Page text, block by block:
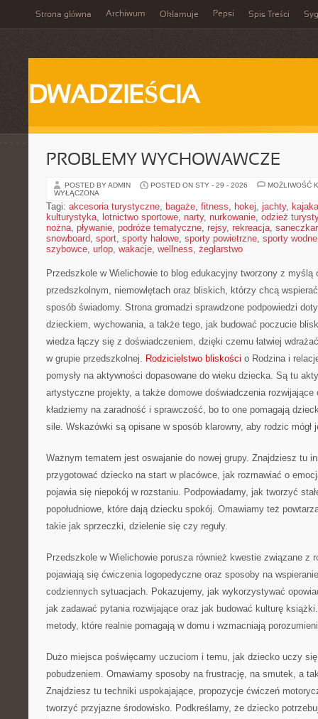
Strona główna Archiwum Okłamuje Pepsi Spis Treści
DWADZIEŚCIA
PROBLEMY WYCHOWAWCZE
POSTED BY ADMIN POSTED ON STY - 29 - 2026
MOŻLIWOŚĆ
WYŁĄCZONA
Tagi: akcesoria turystyczne, bagaże, fitness, hokej, jachty,
kulturystyka, lotnictwo sportowe, narty, nurkowanie, odzież
nożna, pływanie, podróże tematyczne, rejsy, rekreacja,
snowboard, sport, sporty halowe, sporty powietrzne, sporty wodne
szybowce, urlop, wakacje, wellness, żeglarstwo
Przedszkole w Wielichowie to blog edukacyjny tworzony z myślą
przedszkolnym, niemowlętach oraz bliskich, którzy chcą
sposób świadomy. Strona gromadzi sprawdzone podpowiedzi
dzieckiem, wychowania, a także tego, jak budować poczucie
wiedza łączy się z doświadczeniem, dzięki czemu łatwiej
w grupie przedszkolnej. Rodzicielstwo bliskości o Rodzina i
pomysły na aktywności dopasowane do wieku dziecka. Są tu
artystyczne projekty, a także domowe doświadczenia
kładziemy na zaradność i sprawczość, bo to one pomagają
sile. Wskazówki są opisane w sposób klarowny, aby rodzic mógł
Ważnym tematem jest oswajanie do nowej grupy. Znajdziesz tu
przygotować dziecko na start w placówce, jak rozmawiać o
pojawia się niepokój w rozstaniu. Podpowiadamy, jak tworzyć
popołudniowe, które dają dziecku spokój. Omawiamy też
takie jak sprzeczki, dzielenie się czy reguły.
Przedszkole w Wielichowie porusza również kwestie związane z
pojawiają się ćwiczenia logopedyczne oraz sposoby na
codziennych sytuacjach. Pokazujemy, jak wykorzystywać
jak zadawać pytania rozwijające oraz jak budować kulturę
metody, które realnie pomagają w domu i wzmacniają
Dużo miejsca poświęcamy uczuciom i temu, jak dziecko uczy
pobudzeniem. Omawiamy sposoby na frustrację, na smutek, a
Znajdziesz tu techniki uspokajające, propozycje ćwiczeń
tworzyć przyjazne środowisko. Podkreślamy, że dziecko